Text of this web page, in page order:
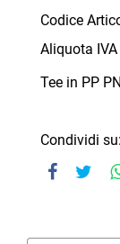
Codice
Aliquota IVA
Tee in PP
Condividi su: